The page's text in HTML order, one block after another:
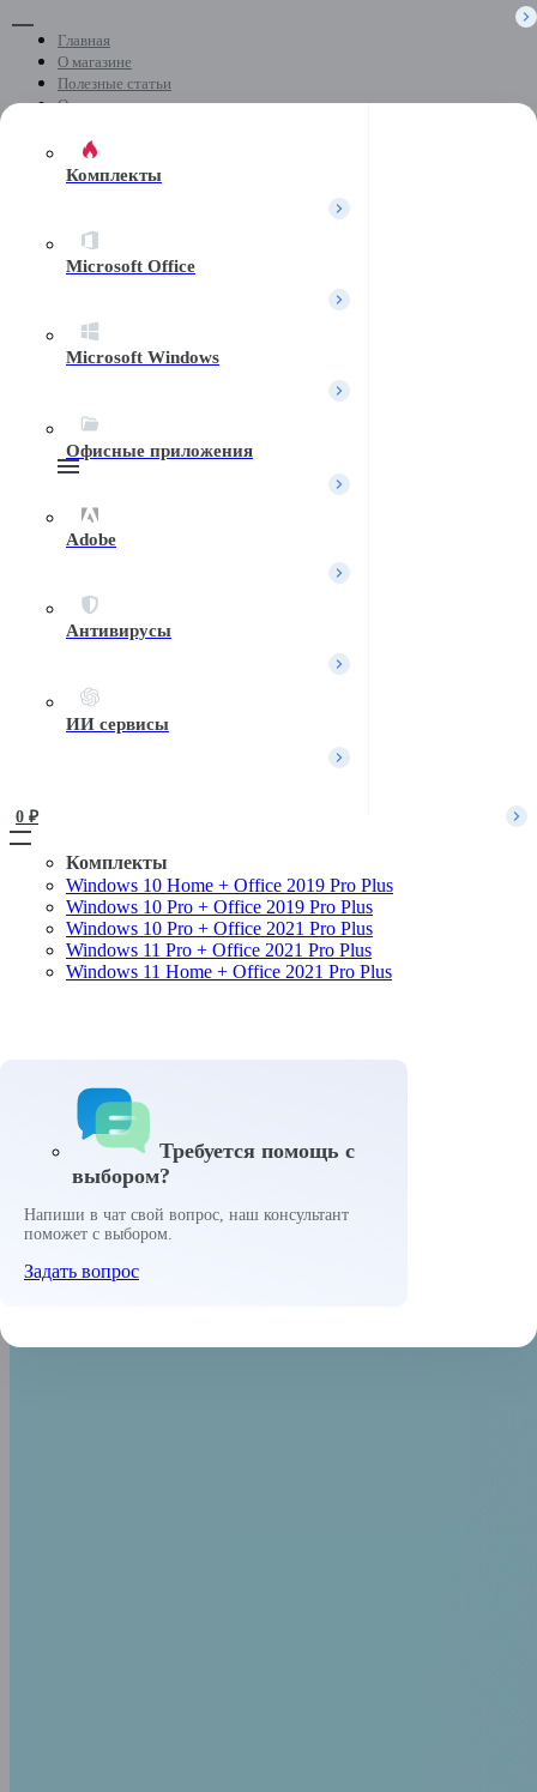
Главная
О магазине
Полезные статьи
Отзывы
Контакты
Telegram
Комплекты
Microsoft Office
Microsoft Windows
Офисные приложения
Adobe
Антивирусы
ИИ сервисы
Комплекты
Windows 10 Home + Office 2019 Pro Plus
Windows 10 Pro + Office 2019 Pro Plus
Windows 10 Pro + Office 2021 Pro Plus
Windows 11 Pro + Office 2021 Pro Plus
Windows 11 Home + Office 2021 Pro Plus
Требуется помощь с
выбором?
Напиши в чат свой вопрос, наш консультант
поможет с выбором.
Задать вопрос
Вход / Регистрация
Имя пользователя или Email
Войти
0 ₽
Поиск
Комплекты
Антивирусы
ИИ сервисы
Adobe
Главная
Офисные приложения
Образ Outlook 2024 скачать
Образ Outlook 2024 скачать